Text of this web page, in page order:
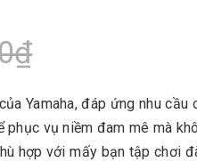
Yamaha, đáp ứng nhu cầu
vụ niềm đam mê mà
hợp với mấy bạn tập chơi